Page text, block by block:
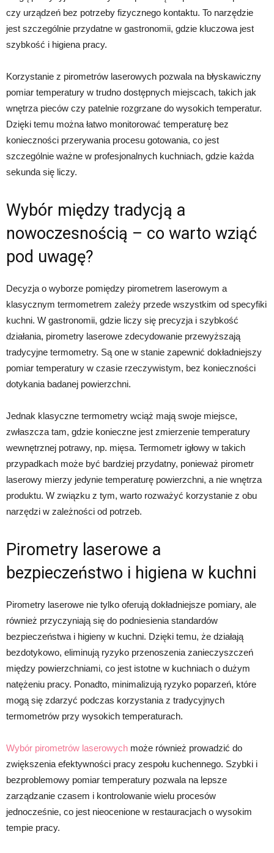
czy urządzeń bez potrzeby fizycznego kontaktu. To narzędzie
jest szczególnie przydatne w gastronomii, gdzie kluczowa jest
szybkość i higiena pracy.
Korzystanie z pirometrów laserowych pozwala na błyskawiczny
pomiar temperatury w trudno dostępnych miejscach, takich jak
wnętrza pieców czy patelnie rozgrzane do wysokich temperatur.
Dzięki temu można łatwo monitorować temperaturę bez
konieczności przerywania procesu gotowania, co jest
szczególnie ważne w profesjonalnych kuchniach, gdzie każda
sekunda się liczy.
Wybór między tradycją a
nowoczesnością – co warto wziąć
pod uwagę?
Decyzja o wyborze pomiędzy pirometrem laserowym a
klasycznym termometrem zależy przede wszystkim od specyfiki
kuchni. W gastronomii, gdzie liczy się precyzja i szybkość
działania, pirometry laserowe zdecydowanie przewyższają
tradycyjne termometry. Są one w stanie zapewnić dokładniejszy
pomiar temperatury w czasie rzeczywistym, bez konieczności
dotykania badanej powierzchni.
Jednak klasyczne termometry wciąż mają swoje miejsce,
zwłaszcza tam, gdzie konieczne jest zmierzenie temperatury
wewnętrznej potrawy, np. mięsa. Termometr igłowy w takich
przypadkach może być bardziej przydatny, ponieważ pirometr
laserowy mierzy jedynie temperaturę powierzchni, a nie wnętrza
produktu. W związku z tym, warto rozważyć korzystanie z obu
narzędzi w zależności od potrzeb.
Pirometry laserowe a
bezpieczeństwo i higiena w kuchni
Pirometry laserowe nie tylko oferują dokładniejsze pomiary, ale
również przyczyniają się do podniesienia standardów
bezpieczeństwa i higieny w kuchni. Dzięki temu, że działają
bezdotykowo, eliminują ryzyko przenoszenia zanieczyszczeń
między powierzchniami, co jest istotne w kuchniach o dużym
natężeniu pracy. Ponadto, minimalizują ryzyko poparzeń, które
mogą się zdarzyć podczas korzystania z tradycyjnych
termometrów przy wysokich temperaturach.
Wybór pirometrów laserowych może również prowadzić do
zwiększenia efektywności pracy zespołu kuchennego. Szybki i
bezproblemowy pomiar temperatury pozwala na lepsze
zarządzanie czasem i kontrolowanie wielu procesów
jednocześnie, co jest nieocenione w restauracjach o wysokim
tempie pracy.